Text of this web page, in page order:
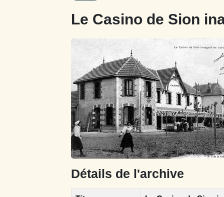
Le Casino de Sion
Détails de l'archive